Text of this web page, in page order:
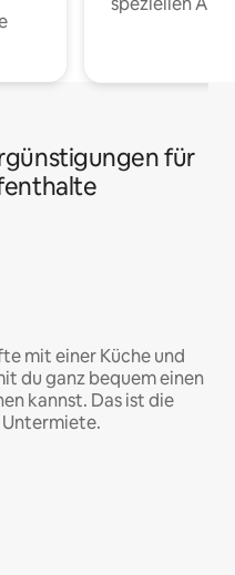
für
mit einer Küche und
du ganz bequem einen
kannst. Das ist die